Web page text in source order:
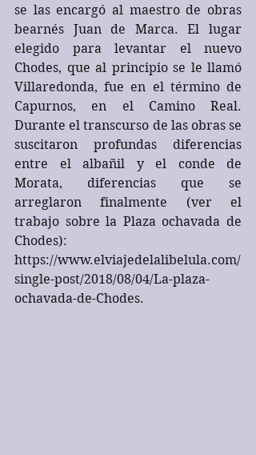
se las encargó al maestro de obras
bearnés Juan de Marca. El lugar
elegido para levantar el nuevo
Chodes, que al principio se le llamó
Villaredonda, fue en el término de
Capurnos, en el Camino Real.
Durante el transcurso de las obras se
suscitaron profundas diferencias
entre el albañil y el conde de
Morata, diferencias que se
arreglaron finalmente (ver el
trabajo sobre la Plaza ochavada de
Chodes):
https://www.elviajedelalibelula.com/
single-post/2018/08/04/La-plaza-
ochavada-de-Chodes.